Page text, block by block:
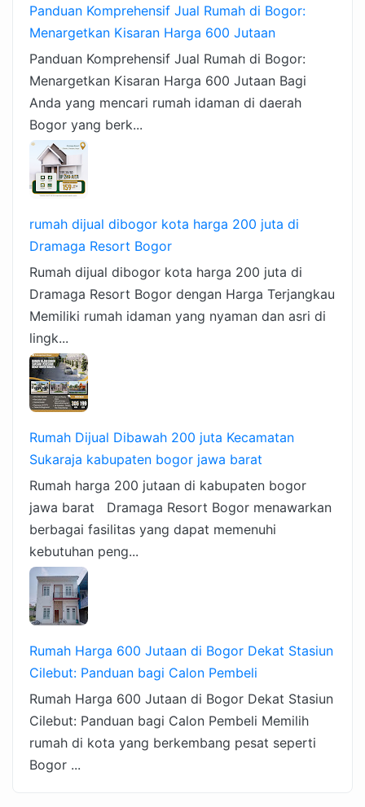
Panduan Komprehensif Jual Rumah di Bogor:
Menargetkan Kisaran Harga 600 Jutaan
Panduan Komprehensif Jual Rumah di Bogor:
Menargetkan Kisaran Harga 600 Jutaan Bagi
Anda yang mencari rumah idaman di daerah
Bogor yang berk...
rumah dijual dibogor kota harga 200 juta di
Dramaga Resort Bogor
Rumah dijual dibogor kota harga 200 juta di
Dramaga Resort Bogor dengan Harga Terjangkau
Memiliki rumah idaman yang nyaman dan asri di
lingk...
Rumah Dijual Dibawah 200 juta Kecamatan
Sukaraja kabupaten bogor jawa barat
Rumah harga 200 jutaan di kabupaten bogor
jawa barat Dramaga Resort Bogor menawarkan
berbagai fasilitas yang dapat memenuhi
kebutuhan peng...
Rumah Harga 600 Jutaan di Bogor Dekat Stasiun
Cilebut: Panduan bagi Calon Pembeli
Rumah Harga 600 Jutaan di Bogor Dekat Stasiun
Cilebut: Panduan bagi Calon Pembeli Memilih
rumah di kota yang berkembang pesat seperti
Bogor ...